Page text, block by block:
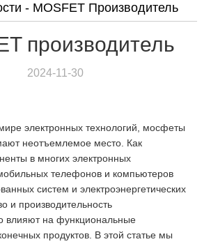
- MOSFET Производитель
производитель
2024-11-30
электронных технологий, мосфеты
неотъемлемое место. Как
в многих электронных
телефонов и компьютеров
систем и электроэнергетических
и производительность
влияют на функциональные
продуктов. В этой статье мы